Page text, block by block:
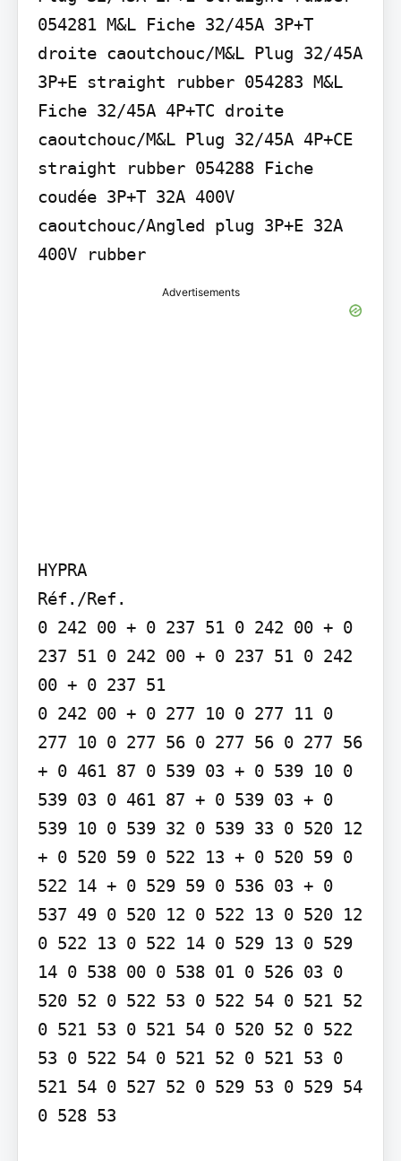
054281 M&L Fiche 32/45A 3P+T
droite caoutchouc/M&L Plug 32/45A
3P+E straight rubber 054283 M&L
Fiche 32/45A 4P+TC droite
caoutchouc/M&L Plug 32/45A 4P+CE
straight rubber 054288 Fiche
coudée 3P+T 32A 400V
caoutchouc/Angled plug 3P+E 32A
400V rubber
Advertisements
HYPRA
Réf./Ref.
0 242 00 + 0 237 51 0 242 00 + 0
237 51 0 242 00 + 0 237 51 0 242
00 + 0 237 51
0 242 00 + 0 277 10 0 277 11 0
277 10 0 277 56 0 277 56 0 277 56
+ 0 461 87 0 539 03 + 0 539 10 0
539 03 0 461 87 + 0 539 03 + 0
539 10 0 539 32 0 539 33 0 520 12
+ 0 520 59 0 522 13 + 0 520 59 0
522 14 + 0 529 59 0 536 03 + 0
537 49 0 520 12 0 522 13 0 520 12
0 522 13 0 522 14 0 529 13 0 529
14 0 538 00 0 538 01 0 526 03 0
520 52 0 522 53 0 522 54 0 521 52
0 521 53 0 521 54 0 520 52 0 522
53 0 522 54 0 521 52 0 521 53 0
521 54 0 527 52 0 529 53 0 529 54
0 528 53